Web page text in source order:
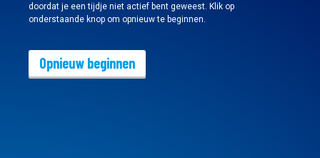
doordat je een tijdje niet actief bent geweest. Klik op
onderstaande knop om opnieuw te beginnen.
Opnieuw beginnen